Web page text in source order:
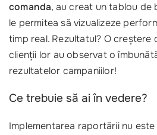
comanda, au creat un tablou
le permitea să vizualizeze
timp real. Rezultatul? O creștere
clienții lor au observat o
rezultatelor campaniilor!
Ce trebuie să ai în vedere?
Implementarea raportării nu